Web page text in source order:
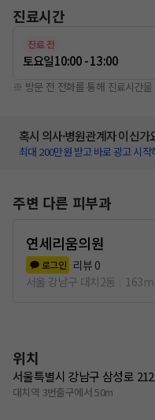
진료시간
진료 전
토요일10:00 - 13:00
※ 방문 전 전화를 통해 진료시간
혹시 의사·병원관계자 이신가
최대 200만원 받고 바로 광고 시
주변 다른 피부과
연세리움의원
로그인 리뷰 0
서울 강남구 대치2동
163m
위치
서울특별시 강남구 삼성로
대치역 3번출구에서 50m